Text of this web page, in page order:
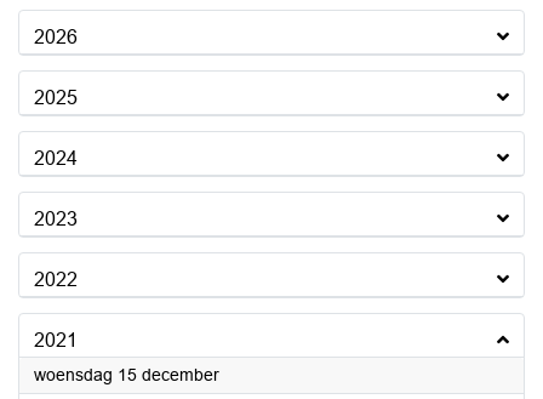
2026
2025
2024
2023
2022
2021
woensdag 15 december2021